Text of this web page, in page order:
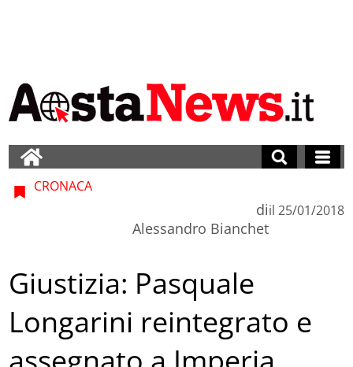
CRONACA
di
Alessandro Bianchet
il 25/01/2018
Giustizia: Pasquale
Longarini reintegrato e